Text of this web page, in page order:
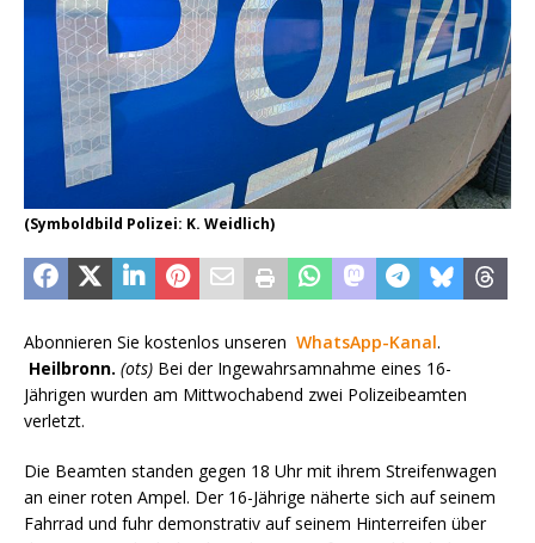
(Symboldbild Polizei: K. Weidlich)
Abonnieren Sie kostenlos unseren WhatsApp-Kanal.
Heilbronn. (ots) Bei der Ingewahrsamnahme eines 16-
Jährigen wurden am Mittwochabend zwei Polizeibeamten
verletzt.
Die Beamten standen gegen 18 Uhr mit ihrem Streifenwagen
an einer roten Ampel. Der 16-Jährige näherte sich auf seinem
Fahrrad und fuhr demonstrativ auf seinem Hinterreifen über